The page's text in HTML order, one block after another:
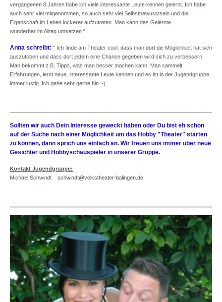
vergangenen 8 Jahren habe ich viele interessante Leute kennen gelernt. Ich habe
auch sehr viel mitgenommen, so auch sehr viel Selbstbewusstsein und die
Eigenschaft im Leben lockerer aufzutreten. Man kann das Gelernte
wunderbar im Alltag umsetzen."
Anna schreibt: " Ich finde am Theater cool, dass man dort die Möglichkeit hat sich
auszutoben und dass dort jedem eine Chance gegeben wird sich zu verbessern.
Man bekommt z.B. Tipps, was man besser machen kann. Man sammelt
Erfahrungen, lernt neue, interessante Leute kennen und es ist in der Jugendgruppe
immer lustig. Ich gehe sehr gerne hin :-)
Sollten wir auch Dein Interesse geweckt haben oder Du bist eh schon
auf der Suche nach einer Möglichkeit um das Hobby "Theater" starten
zu können, dann sprich uns einfach an. Wir freuen uns immer über neue
Gesichter und Hobbyschauspieler in unserer Gruppe.
Kontakt Jugendgruppe:
Michael Schwindt schwindt@volkstheater-balingen.de